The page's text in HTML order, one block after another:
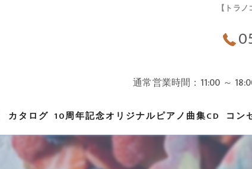
【トラ
通常営業時間：11:00 ～
カタログ
ギフト
10周年記念オリジナルピアノ曲集CD コン